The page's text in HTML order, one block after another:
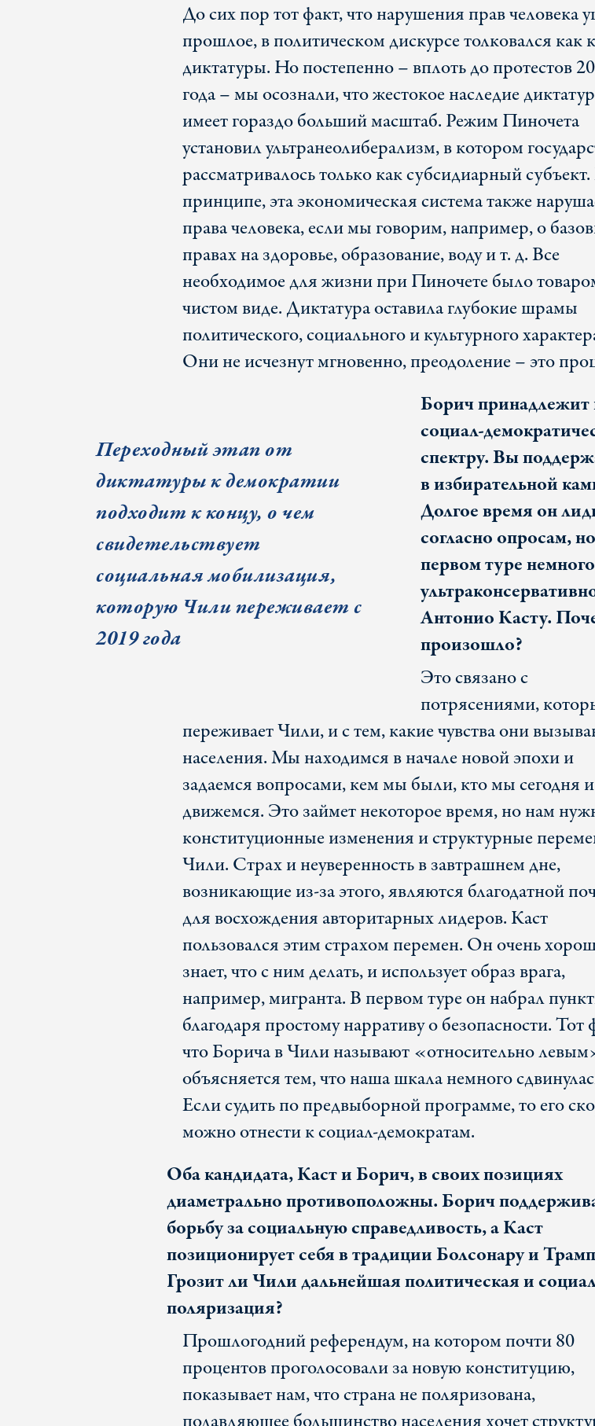
До сих пор тот факт, что нарушения прав человека
прошлое, в политическом дискурсе толковался как
диктатуры. Но постепенно – вплоть до протестов
года – мы осознали, что жестокое наследие
имеет гораздо больший масштаб. Режим Пиночета
установил ультранеолиберализм, в котором
рассматривалось только как субсидиарный
принципе, эта экономическая система также
права человека, если мы говорим, например, о
правах на здоровье, образование, воду и т. д. Все
необходимое для жизни при Пиночете было
чистом виде. Диктатура оставила глубокие шрамы
политического, социального и культурного
Они не исчезнут мгновенно, преодоление – это
Переходный этап от
диктатуры к демократии
подходит к концу, о чем
свидетельствует
социальная мобилизация,
которую Чили переживает с
2019 года
Борич принадлежит
социал-
спектру. Вы
в избирательной
Долгое время он
согласно опросам,
первом туре
Антонио Касту.
произошло?
Это связано с
потрясениями,
переживает Чили, и с тем, какие чувства они
населения. Мы находимся в начале новой эпохи и
задаемся вопросами, кем мы были, кто мы сегодня
движемся. Это займет некоторое время, но нам
конституционные изменения и структурные
Чили. Страх и неуверенность в завтрашнем дне,
возникающие из-за этого, являются благодатной
для восхождения авторитарных лидеров. Каст
пользовался этим страхом перемен. Он очень
знает, что с ним делать, и использует образ врага,
например, мигранта. В первом туре он набрал
благодаря простому нарративу о безопасности. Тот
что Борича в Чили называют «относительно
объясняется тем, что наша шкала немного
Если судить по предвыборной программе, то его
можно отнести к социал-демократам.
Оба кандидата, Каст и Борич, в своих позициях
диаметрально противоположны. Борич
борьбу за социальную справедливость, а Каст
позиционирует себя в традиции Болсонару и
Грозит ли Чили дальнейшая политическая и
поляризация?
Прошлогодний референдум, на котором почти 80
процентов проголосовали за новую конституцию,
показывает нам, что страна не поляризована,